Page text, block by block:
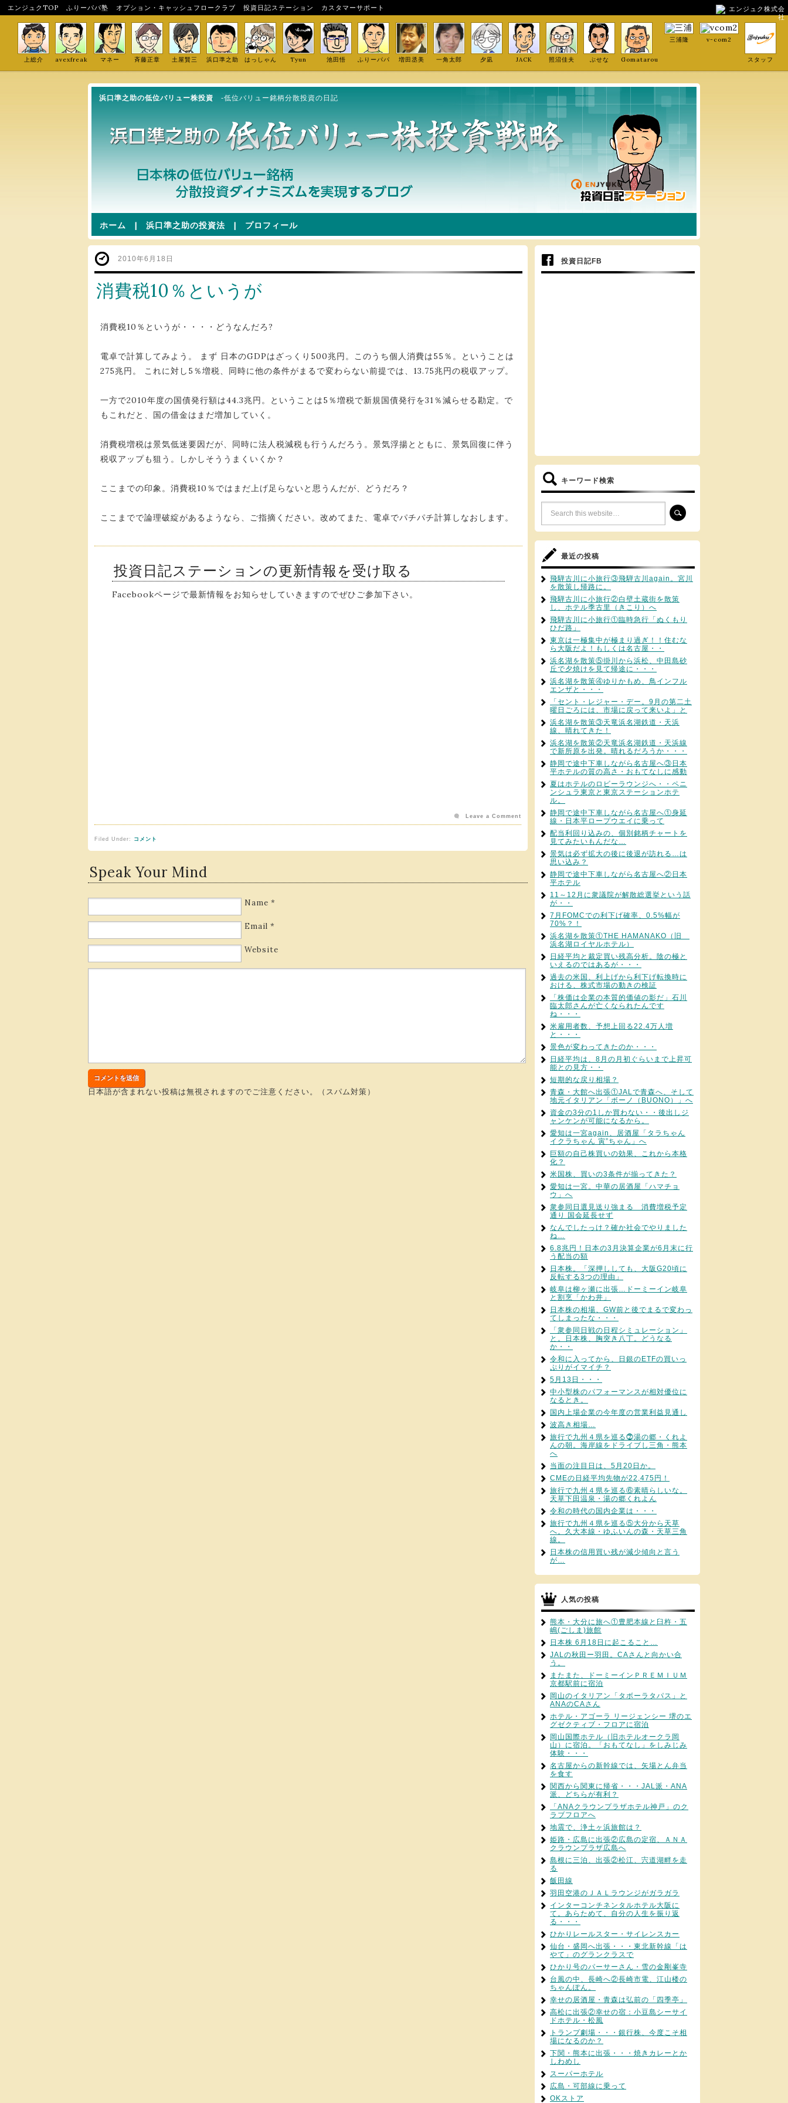
エンジュクTOP ふりーパパ塾 オプション・キャッシュフロークラブ 投資日記ステーション カスタマーサポート
エンジュク株式会
社
上総介 avexfreak マネー 斉藤正章 土屋賢三 浜口準之助 はっしゃん Tyun 池田悟 ふりーパパ 増田丞美 一角太郎 夕凪 JACK 照沼佳夫 ぶせな Gomatarou
三浦隆 v-com2
スタッフ
浜口準之助の低位バリュー株投資 -低位バリュー銘柄分散投資の日記
ホーム | 浜口準之助の投資法 | プロフィール
2010年6月18日
消費税10％というが
消費税10％というが・・・・どうなんだろ?
電卓で計算してみよう。 まず 日本のGDPはざっくり500兆円。このうち個人消費は55％。ということは
275兆円。 これに対し5％増税、同時に他の条件がまるで変わらない前提では、13.75兆円の税収アップ。
一方で2010年度の国債発行額は44.3兆円。ということは5％増税で新規国債発行を31％減らせる勘定。で
もこれだと、国の借金はまだ増加していく。
消費税増税は景気低迷要因だが、同時に法人税減税も行うんだろう。景気浮揚とともに、景気回復に伴う
税収アップも狙う。しかしそううまくいくか？
ここまでの印象。消費税10％ではまだ上げ足らないと思うんだが、どうだろ？
ここまでで論理破綻があるようなら、ご指摘ください。改めてまた、電卓でパチパチ計算しなおします。
投資日記ステーションの更新情報を受け取る
Facebookページで最新情報をお知らせしていきますのでぜひご参加下さい。
Filed Under: コメント
Leave a Comment
Speak Your Mind
Name *
Email *
Website
日本語が含まれない投稿は無視されますのでご注意ください。（スパム対策）
投資日記FB
キーワード検索
最近の投稿
飛騨古川に小旅行③飛騨古川again。宮川
を散策し帰路に。
飛騨古川に小旅行②白壁土蔵街を散策
し、ホテル季古里（きこり）へ
飛騨古川に小旅行①臨時急行「ぬくもり
ひだ路」
東京は一極集中が極まり過ぎ！！住むな
ら大阪だよ！もしくは名古屋・・
浜名湖を散策⑤掛川から浜松、中田島砂
丘で夕焼けを見て帰途に・・・
浜名湖を散策④ゆりかもめ、鳥インフル
エンザと・・・
「セント・レジャー・デー。9月の第二土
曜日ごろには、市場に戻って来いよ」と
浜名湖を散策③天竜浜名湖鉄道・天浜
線、晴れてきた！
浜名湖を散策②天竜浜名湖鉄道・天浜線
で新所原を出発。晴れるだろうか・・・
静岡で途中下車しながら名古屋へ③日本
平ホテルの質の高さ・おもてなしに感動
夏はホテルのロビーラウンジへ・・ペニ
ンシュラ東京と東京ステーションホテ
ル。
静岡で途中下車しながら名古屋へ①身延
線・日本平ロープウエイに乗って
配当利回り込みの、個別銘柄チャートを
見てみたいもんだな…
景気は必ず拡大の後に後退が訪れる…は
思い込み？
静岡で途中下車しながら名古屋へ②日本
平ホテル
11～12月に衆議院が解散総選挙という話
が・・
7月FOMCでの利下げ確率、0.5%幅が
70%？！
浜名湖を散策①THE HAMANAKO（旧
浜名湖ロイヤルホテル）
日経平均と裁定買い残高分析。陰の極と
いえるのではあるが・・・
過去の米国、利上げから利下げ転換時に
おける、株式市場の動きの検証
「株価は企業の本質的価値の影だ」石川
臨太郎さんが亡くなられたんです
ね・・・
米雇用者数、予想上回る22.4万人増
と・・・
景色が変わってきたのか・・・
日経平均は、8月の月初ぐらいまで上昇可
能との見方・・
短期的な戻り相場？
青森・大館へ出張①JALで青森へ、そして
地元イタリアン「ボーノ（BUONO）」へ
資金の3分の1しか買わない・・後出しジ
ャンケンが可能になるから。
愛知は一宮again、居酒屋「タラちゃん
イクラちゃん 寅”ちゃん」へ
巨額の自己株買いの効果、これから本格
化？
米国株、買いの3条件が揃ってきた？
愛知は一宮。中華の居酒屋「ハマチョ
ウ」へ
衆参同日選見送り強まる 消費増税予定
通り 国会延長せず
なんでしたっけ？確か社会でやりました
ね…
6.8兆円！日本の3月決算企業が6月末に行
う配当の額
日本株。「深押ししても、大阪G20頃に
反転する3つの理由」
岐阜は柳ヶ瀬に出張…ドーミーイン岐阜
と割烹「かわ井」
日本株の相場、GW前と後でまるで変わっ
てしまったな・・・
「衆参同日戦の日程シミュレーション」
と。日本株、胸突き八丁。どうなる
か・・
令和に入ってから、日銀のETFの買いっ
ぷりがイマイチ？
5月13日・・・
中小型株のパフォーマンスが相対優位に
なるとき。
国内上場企業の今年度の営業利益見通し
波高き相場…
旅行で九州４県を巡る⓻湯の郷・くれよ
んの朝。海岸線をドライブし三角・熊本
へ
当面の注目日は、5月20日か。
CMEの日経平均先物が22,475円！
旅行で九州４県を巡る⑥素晴らしいな。
天草下田温泉・湯の郷くれよん
令和の時代の国内企業は・・・
旅行で九州４県を巡る⑤大分から天草
へ。久大本線・ゆふいんの森・天草三角
線。
日本株の信用買い残が減少傾向と言う
が…
人気の投稿
熊本・大分に旅へ①豊肥本線と臼杵・五
嶋(ごしま)旅館
日本株 6月18日に起こること…
JALの秋田ー羽田。CAさんと向かい合
う。
またまた、ドーミーインＰＲＥＭＩＵＭ
京都駅前に宿泊
岡山のイタリアン「タボーラタパス」と
ANAのCAさん
ホテル・アゴーラ リージェンシー 堺のエ
グゼクティブ・フロアに宿泊
岡山国際ホテル（旧ホテルオークラ岡
山）に宿泊。「おもてなし」をしみじみ
体験・・・
名古屋からの新幹線では、矢場とん弁当
を食す
関西から関東に帰省・・・JAL派・ANA
派、どちらが有利？
「ANAクラウンプラザホテル神戸」のク
ラブフロアへ
地震で、浄土ヶ浜旅館は？
姫路・広島に出張②広島の定宿、ＡＮＡ
クラウンプラザ広島へ
島根に三泊、出張②松江、宍道湖畔を走
る
飯田線
羽田空港のＪＡＬラウンジがガラガラ
インターコンチネンタルホテル大阪に
て。あらためて、自分の人生を振り返
る・・・
ひかりレールスター・サイレンスカー
仙台・盛岡へ出張・・・東北新幹線「は
やて」のグランクラスで
ひかり号のパーサーさん・雪の金剛峯寺
台風の中、長崎へ②長崎市電、江山楼の
ちゃんぽん。
幸せの居酒屋・青森は弘前の「四季亭」
高松に出張②幸せの宿：小豆島シーサイ
ドホテル・松風
トランプ劇場・・・銀行株、今度こそ相
場になるのか？
下関・熊本に出張・・・焼きカレーとか
しわめし
スーパーホテル
広島・可部線に乗って
OKストア